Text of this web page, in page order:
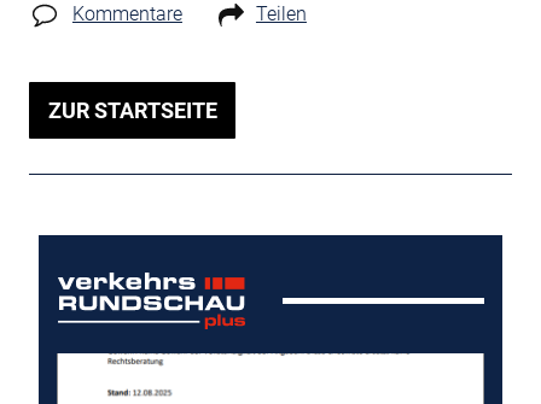
Kommentare Teilen
ZUR STARTSEITE